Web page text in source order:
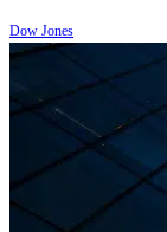
Dow Jones